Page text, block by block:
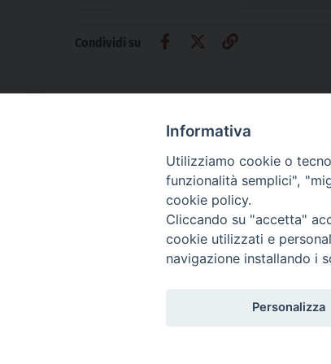
Condividi su
AMMINISTRAZIONE
La Difesa del Popolo percepisce i contributi pubblici all'editoria.
La Difesa del Popolo è una testata registrata presso il Tribunale di
Informativa
Utilizziamo cookie o
funzionalità semplici",
cookie policy.
Cliccando su "accetta"
cookie utilizzati e
navigazione installando i
Personalizza